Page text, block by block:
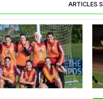
ARTICLES